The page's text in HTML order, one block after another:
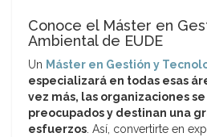
Conoce el Máster en
Ambiental de EUDE
Un Máster en Gestión y
especializará en todas esas
vez más, las organizaciones
preocupados y destinan una
esfuerzos. Así, convertirte en